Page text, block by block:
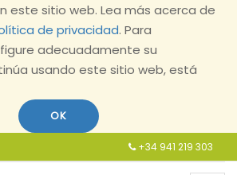
este sitio web. Lea más acerca de
de privacidad. Para
adecuadamente su
usando este sitio web, está
OK
+34 941 219 303